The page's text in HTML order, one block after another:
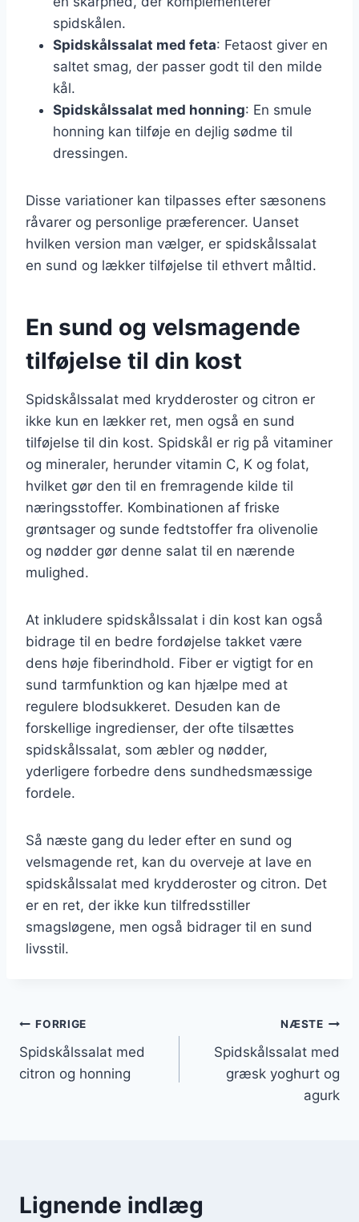
spidskålen.
Spidskålssalat med feta: Fetaost giver en
saltet smag, der passer godt til den milde
kål.
Spidskålssalat med honning: En smule
honning kan tilføje en dejlig sødme til
dressingen.
Disse variationer kan tilpasses efter sæsonens
råvarer og personlige præferencer. Uanset
hvilken version man vælger, er spidskålssalat
en sund og lækker tilføjelse til ethvert måltid.
En sund og velsmagende
tilføjelse til din kost
Spidskålssalat med krydderoster og citron er
ikke kun en lækker ret, men også en sund
tilføjelse til din kost. Spidskål er rig på vitaminer
og mineraler, herunder vitamin C, K og folat,
hvilket gør den til en fremragende kilde til
næringsstoffer. Kombinationen af friske
grøntsager og sunde fedtstoffer fra olivenolie
og nødder gør denne salat til en nærende
mulighed.
At inkludere spidskålssalat i din kost kan også
bidrage til en bedre fordøjelse takket være
dens høje fiberindhold. Fiber er vigtigt for en
sund tarmfunktion og kan hjælpe med at
regulere blodsukkeret. Desuden kan de
forskellige ingredienser, der ofte tilsættes
spidskålssalat, som æbler og nødder,
yderligere forbedre dens sundhedsmæssige
fordele.
Så næste gang du leder efter en sund og
velsmagende ret, kan du overveje at lave en
spidskålssalat med krydderoster og citron. Det
er en ret, der ikke kun tilfredsstiller
smagsløgene, men også bidrager til en sund
livsstil.
Indlægsnavigation
FORRIGE
Spidskålssalat med
citron og honning
NÆSTE
Spidskålssalat med
græsk yoghurt og
agurk
Lignende indlæg